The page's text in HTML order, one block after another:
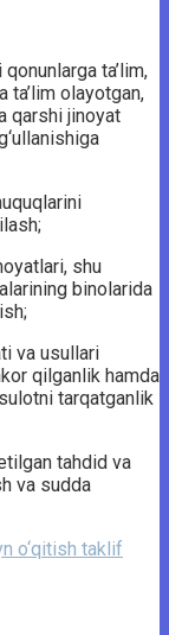
ta’lim,
olayotgan,
qarshi jinoyat
shu
binolarida
va usullari
qilganlik hamda
tarqatganlik
tahdid va
va sudda
o‘qitish taklif